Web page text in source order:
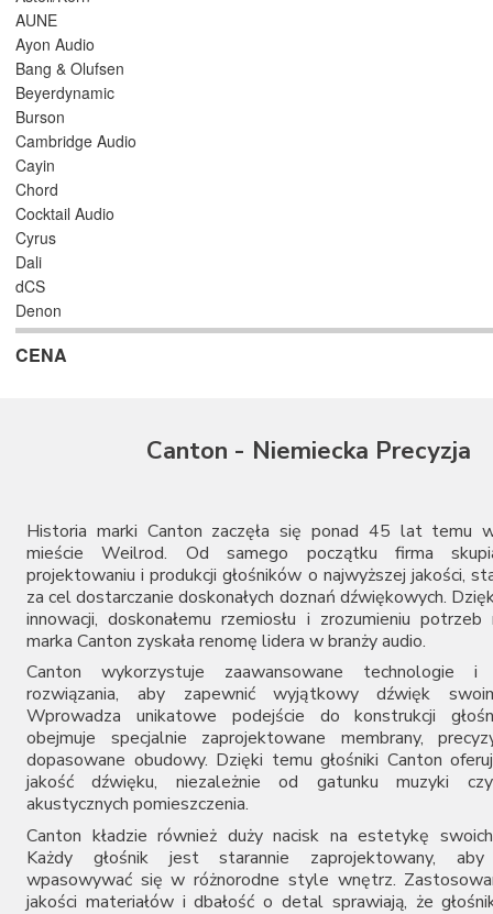
AUNE
Ayon Audio
Bang & Olufsen
Beyerdynamic
Burson
Cambridge Audio
Cayin
Chord
Cocktail Audio
Cyrus
Dali
dCS
Denon
Erzetich
FiiO
iFi Audio
JBL
KEF
Mytek
Naim Audio
Sennheiser
Shanling
Skullcandy
S.M.S.L
Sonos
Teac
Topping
Woo Audio
ZMF
CENA
Canton - Niemiecka Precyzja
Historia marki Canton zaczęła się ponad 45 lat temu
mieście Weilrod. Od samego początku firma
projektowaniu i produkcji głośników o najwyższej jakości,
za cel dostarczanie doskonałych doznań dźwiękowych.
innowacji, doskonałemu rzemiosłu i zrozumieniu potrzeb
marka Canton zyskała renomę lidera w branży audio.
Canton wykorzystuje zaawansowane technologie i
rozwiązania, aby zapewnić wyjątkowy dźwięk
Wprowadza unikatowe podejście do konstrukcji
obejmuje specjalnie zaprojektowane membrany,
dopasowane obudowy. Dzięki temu głośniki Canton
jakość dźwięku, niezależnie od gatunku muzyki
akustycznych pomieszczenia.
Canton kładzie również duży nacisk na estetykę
Każdy głośnik jest starannie zaprojektowany, aby
wpasowywać się w różnorodne style wnętrz.
jakości materiałów i dbałość o detal sprawiają, że